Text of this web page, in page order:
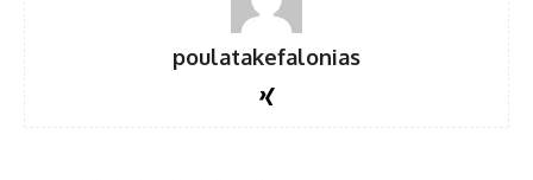
poulatakefalonias